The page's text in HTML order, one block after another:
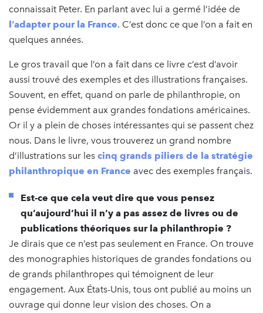
connaissait Peter. En parlant avec lui a germé l’idée de
l’adapter pour la France. C’est donc ce que l’on a fait en
quelques années.
Le gros travail que l’on a fait dans ce livre c’est d’avoir
aussi trouvé des exemples et des illustrations françaises.
Souvent, en effet, quand on parle de philanthropie, on
pense évidemment aux grandes fondations américaines.
Or il y a plein de choses intéressantes qui se passent chez
nous. Dans le livre, vous trouverez un grand nombre
d’illustrations sur les cinq grands piliers de la stratégie
philanthropique en France avec des exemples français.
Est-ce que cela veut dire que vous pensez
qu’aujourd’hui il n’y a pas assez de livres ou de
publications théoriques sur la philanthropie ?
Je dirais que ce n’est pas seulement en France. On trouve
des monographies historiques de grandes fondations ou
de grands philanthropes qui témoignent de leur
engagement. Aux États-Unis, tous ont publié au moins un
ouvrage qui donne leur vision des choses. On a